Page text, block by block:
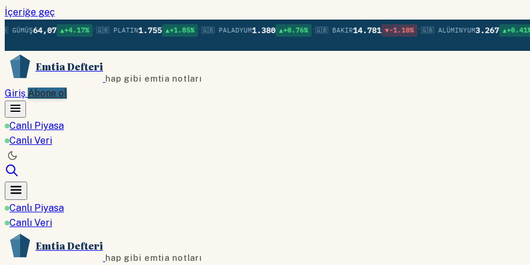
İçeriğe geç
64,07 ▲+4.17% •🇬🇧 PLATIN 1.755 ▲+1.85% •🇬🇧 PALADYUM1.380 ▲+0.76% •🇬🇧 BAKIR14.781 ▼-1.10% •🇬🇧 ALÜMINYUM3.267 ▲+0.41% •🇬🇧
Emtia Defteri
hap gibi emtia notları
Giriş Abone ol
Canlı Piyasa
Canlı Veri
Canlı Piyasa
Canlı Veri
Emtia Defteri
hap gibi emtia notları